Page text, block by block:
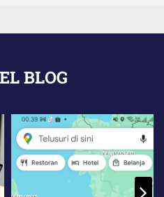
BLOG